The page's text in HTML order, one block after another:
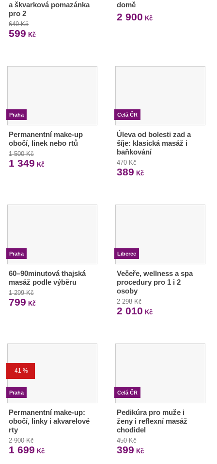
a škvarková pomazánka
pro 2
649 Kč
599 Kč
domě
2 900 Kč
Praha
Permanentní make-up
obočí, linek nebo rtů
1 500 Kč
1 349 Kč
Celá ČR
Úleva od bolesti zad a
šíje: klasická masáž i
baňkování
470 Kč
389 Kč
Praha
60–90minutová thajská
masáž podle výběru
1 299 Kč
799 Kč
Liberec
Večeře, wellness a spa
procedury pro 1 i 2
osoby
2 298 Kč
2 010 Kč
-41 %
Praha
Permanentní make-up:
obočí, linky i akvarelové
rty
2 900 Kč
1 699 Kč
Celá ČR
Pedikúra pro muže i
ženy i reflexní masáž
chodidel
450 Kč
399 Kč